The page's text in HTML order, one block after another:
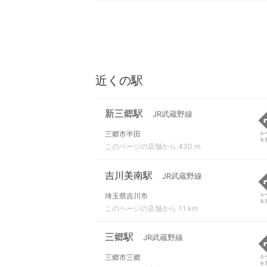
近くの駅
新三郷駅 JR武蔵野線
三郷市半田
このページの店舗から 430 m
ル
を
吉川美南駅 JR武蔵野線
埼玉県吉川市
このページの店舗から 1.1 km
ル
を
三郷駅 JR武蔵野線
三郷市三郷
ル
を